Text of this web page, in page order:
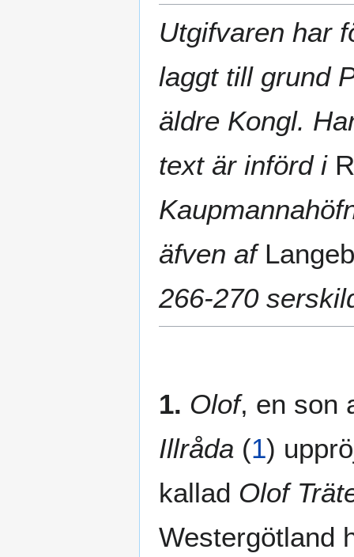
Utgifvaren har
laggt till grund
äldre Kongl.
text är införd i
äfven af
266-270
1. Olof, en son
Illråda (1)
kallad Olof
Westergötland